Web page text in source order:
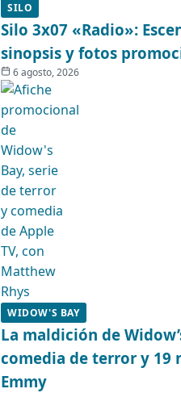
SILO
Silo 3x07 «Radio»:
sinopsis y fotos
6 agosto, 2026
WIDOW'S BAY
La maldición de
comedia de terror y 19
Emmy